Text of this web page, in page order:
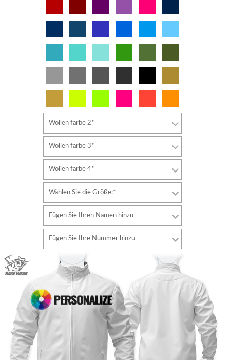
Wollen farbe 2*
Wollen farbe 3*
Wollen farbe 4*
Wählen Sie die Größe:*
Fügen Sie Ihren Namen hinzu
Schriftfarbe
Konturfarbe
Keine kontur
Fügen Sie Ihre Nummer hinzu
Schriftart
Stil
Schriftfarbe